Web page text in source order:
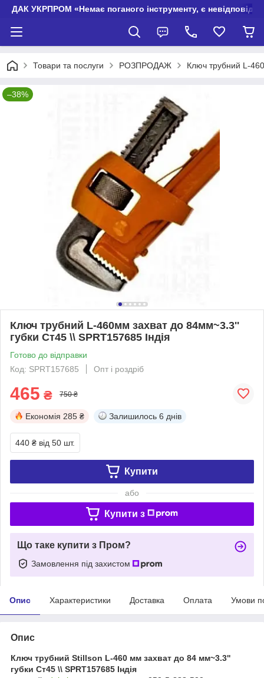
ДАК УКРПРОМ «Немає поганого інструменту, є невідповідно
Товари та послуги РОЗПРОДАЖ Ключ трубний L-
–38%
Ключ трубний L-460мм захват до 84мм~3.3''
губки Ст45 \\ SPRT157685 Індія
Готово до відправки
Код: SPRT157685
Опт і роздріб
465 ₴ 750 ₴
Економія 285 ₴ Залишилось 6 днів
440 ₴ від 50 шт.
Купити
або
Купити з
Що таке купити з Пром?
Замовлення під захистом
Опис Характеристики Доставка Оплата Умови
Опис
Ключ трубний Stillson L-460 мм захват до 84 мм~3.3''
губки Ст45 \\ SPRT157685 Індія